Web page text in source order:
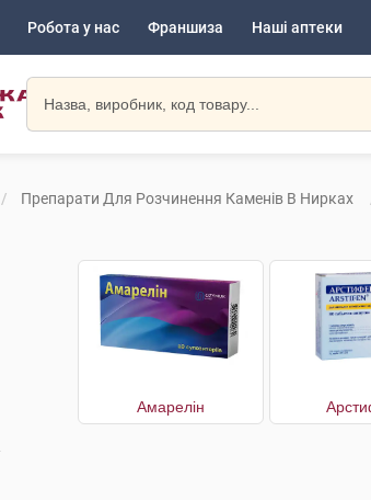
Робота у нас Франшиза Наші аптеки
Препарати Для Розчинення Каменів В Нирках
Амарелін